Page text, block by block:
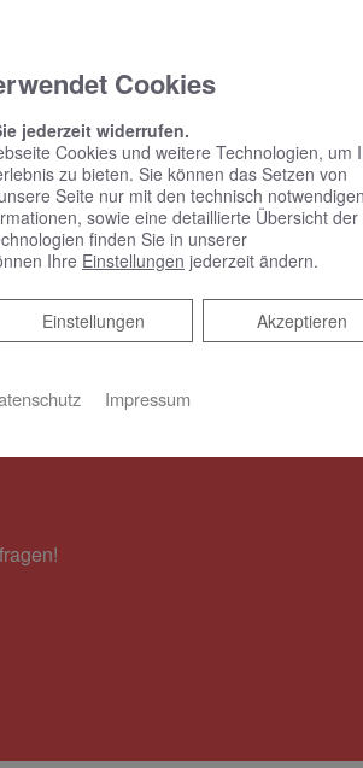
Unsere
Cookies
jederzeit widerrufen.
Cookies und weitere Technologien, um
zu bieten. Sie können das Setzen von
Seite nur mit den technisch notwendigen
sowie eine detaillierte Übersicht der
finden Sie in unserer
Ihre Einstellungen jederzeit ändern.
Akzeptieren
Einstellungen
Impressum